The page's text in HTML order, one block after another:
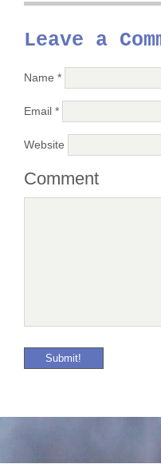
Leave a
Name *
Email *
Website
Comment